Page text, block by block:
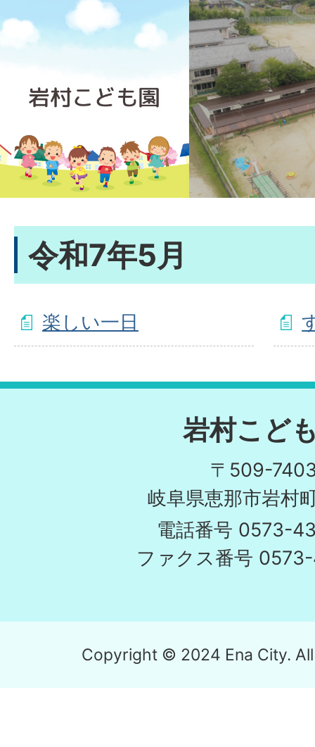
令和7年5月
楽しい一日
岩村こど
〒509-
岐阜県恵那市岩村
電話番号 0573-
ファクス番号
Copyright © 2024 Ena City.